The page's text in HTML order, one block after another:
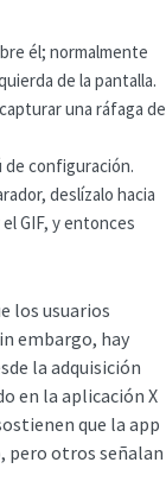
él; normalmente
de la pantalla.
una ráfaga de
de configuración.
deslízalo hacia
GIF, y entonces
los usuarios
embargo, hay
la adquisición
en la aplicación X
que la app
pero otros señalan